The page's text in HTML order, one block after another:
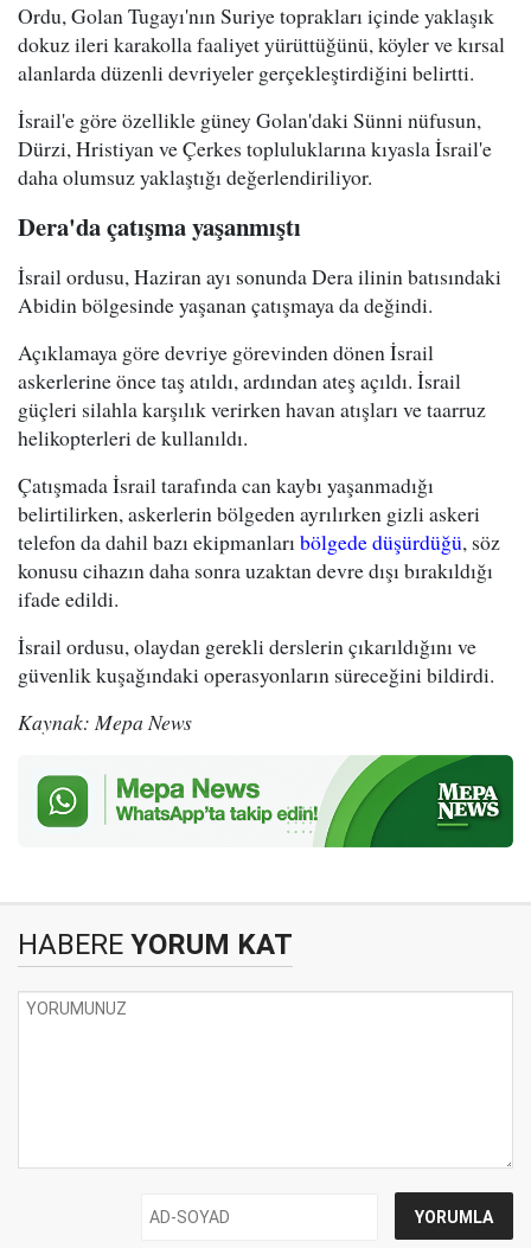
Ordu, Golan Tugayı'nın Suriye toprakları içinde yaklaşık
dokuz ileri karakolla faaliyet yürüttüğünü, köyler ve kırsal
alanlarda düzenli devriyeler gerçekleştirdiğini belirtti.
İsrail'e göre özellikle güney Golan'daki Sünni nüfusun,
Dürzi, Hristiyan ve Çerkes topluluklarına kıyasla İsrail'e
daha olumsuz yaklaştığı değerlendiriliyor.
Dera'da çatışma yaşanmıştı
İsrail ordusu, Haziran ayı sonunda Dera ilinin batısındaki
Abidin bölgesinde yaşanan çatışmaya da değindi.
Açıklamaya göre devriye görevinden dönen İsrail
askerlerine önce taş atıldı, ardından ateş açıldı. İsrail
güçleri silahla karşılık verirken havan atışları ve taarruz
helikopterleri de kullanıldı.
Çatışmada İsrail tarafında can kaybı yaşanmadığı
belirtilirken, askerlerin bölgeden ayrılırken gizli askeri
telefon da dahil bazı ekipmanlarıbölgede düşürdüğü, söz
konusu cihazın daha sonra uzaktan devre dışı bırakıldığı
ifade edildi.
İsrail ordusu, olaydan gerekli derslerin çıkarıldığını ve
güvenlik kuşağındaki operasyonların süreceğini bildirdi.
Kaynak: Mepa News
HABERE YORUM KAT